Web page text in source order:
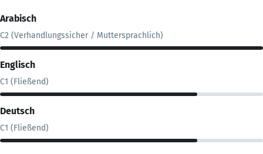
Arabisch
C2 (Verhandlungssicher / Muttersprachlich)
Englisch
C1 (Fließend)
Deutsch
C1 (Fließend)